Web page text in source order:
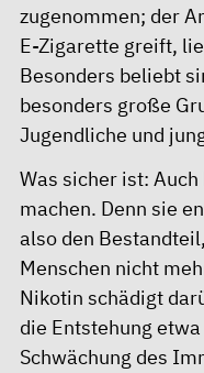
zugenommen; der
E-Zigarette greift,
Besonders beliebt
besonders große
Jugendliche und
Was sicher ist:
machen. Denn sie
also den
Menschen nicht
Nikotin schädigt
die Entstehung
Schwächung des